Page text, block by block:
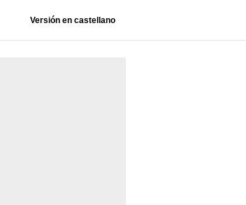
Versión en castellano